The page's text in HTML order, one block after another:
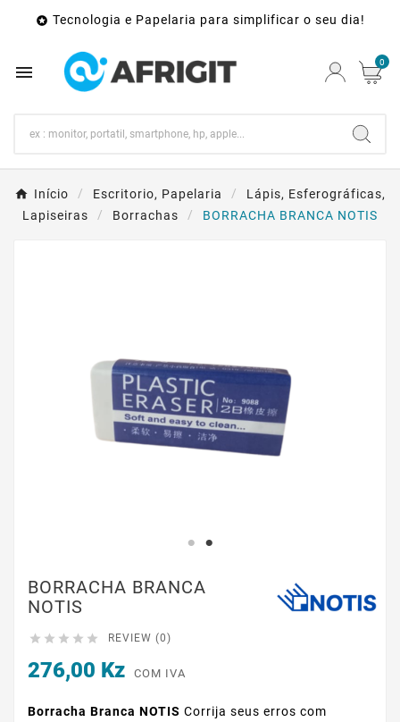
 Tecnologia e Papelaria para simplificar o seu dia!
 0
Início Escritorio, Papelaria
Lápis, Esferográficas,
Lapiseiras
Borrachas BORRACHA BRANCA NOTIS
BORRACHA BRANCA
NOTIS
     REVIEW (0)
276,00 Kz COM IVA
Borracha Branca NOTIS Corrija seus erros com